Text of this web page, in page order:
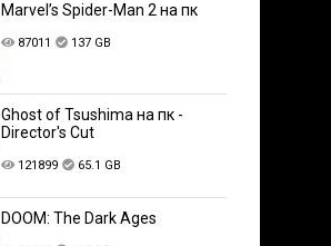
Marvel’s Spider-Man 2 на пк
87011 137 GB
Ghost of Tsushima на пк -
Director's Cut
121899 65.1 GB
DOOM: The Dark Ages